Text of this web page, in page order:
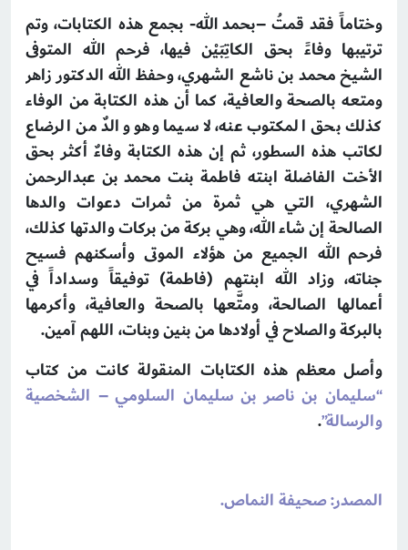
وختاماً فقد قمتُ –بحمد الله- بجمع هذه الكتابات، وتم
ترتيبها وفاءً بحق الكاتِبَيْن فيها، فرحم الله المتوفى
الشيخ محمد بن ناشع الشهري، وحفظ الله الدكتور زاهر
ومتعه بالصحة والعافية، كما أن هذه الكتابة من الوفاء
كذلك بحق المكتوب عنه، لا سيما وهو والدٌ من الرضاع
لكاتب هذه السطور، ثم إن هذه الكتابة وفاءٌ أكثر بحق
الأخت الفاضلة ابنته فاطمة بنت محمد بن عبدالرحمن
الشهري، التي هي ثمرة من ثمرات دعوات والدها
الصالحة إن شاء الله، وهي بركة من بركات والدتها كذلك،
فرحم الله الجميع من هؤلاء الموتى وأسكنهم فسيح
جناته، وزاد الله ابنتهم (فاطمة) توفيقاً وسداداً في
أعمالها الصالحة، ومتَّعها بالصحة والعافية، وأكرمها
بالبركة والصلاح في أولادها من بنين وبنات، اللهم آمين.
وأصل معظم هذه الكتابات المنقولة كانت من كتاب
“سليمان بن ناصر بن سليمان السلومي – الشخصية
والرسالة”.
المصدر: صحيفة النماص.